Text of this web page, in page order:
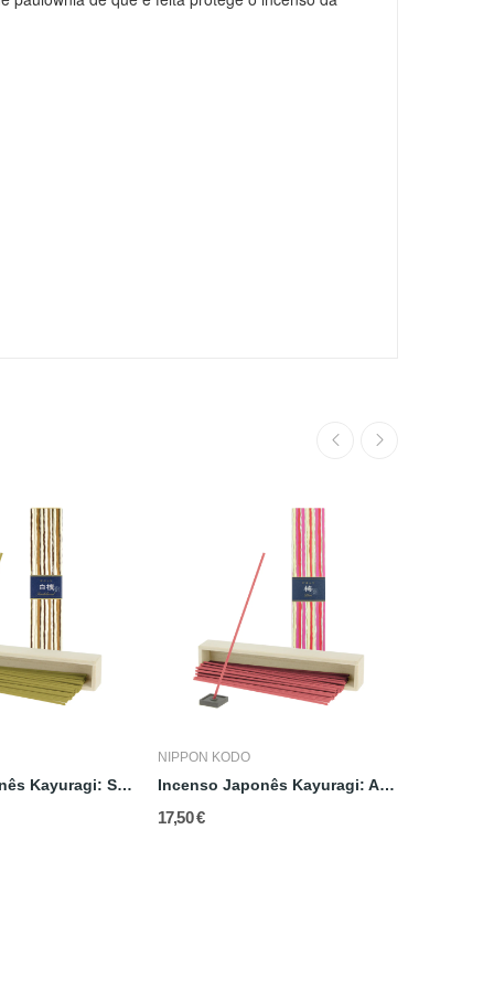
Incenso Japonês Kayuragi: Sândalo
NIPPON KODO
Incenso Japonês Kayuragi: Ameixa
17,50 €